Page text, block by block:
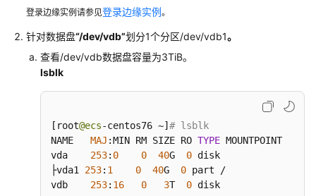
理
缘
业
务
登录边缘实例请参见登录边缘实例。
针对数据盘“/dev/vdb”划分1个分区/dev/vdb1。
查看/dev/vdb数据盘容量为3TiB。
lsblk
[ root@ecs-centos76 ~] # lsblk
NAME MAJ :MIN RM SIZE RO TYPE MOUNTPOINT
vda 253: 0 0 40G 0 disk
├vda1 253: 1 0 40G 0 part /
vdb 253: 16 0 3T 0 disk